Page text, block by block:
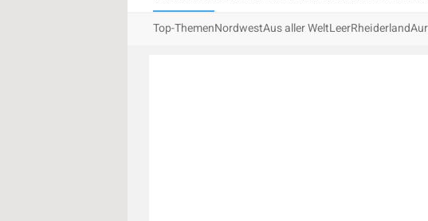
Top-ThemenNordwestAus aller WeltLeerRheiderland